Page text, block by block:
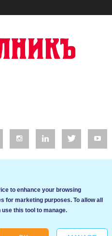
to enhance your browsing
for marketing purposes. To allow all
this tool to manage.
да подобрим услугите си. Ако
сайт, ние приемаме, че се